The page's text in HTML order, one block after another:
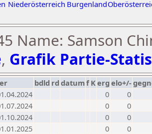
Niederösterreich Burgenland
Name: Samson
, Grafik Partie-
bdld rd datumf Kerg elo+/-
0
0
0
0
0
0
0
0